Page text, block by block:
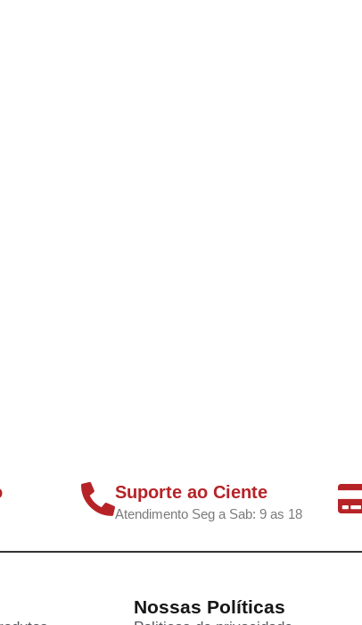
Suporte ao Ciente
Atendimento Seg a Sab: 9 as 18
Nossas Políticas